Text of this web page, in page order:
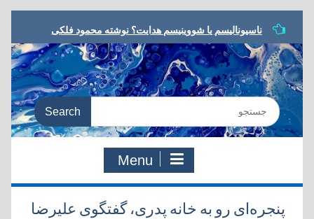
to
content
ناسیونالیسم یا شووینیسم هدایت؟ نوشته محمود فلکی
مشروطه در ترازو، نوشته داریوش رحمانیان
معرفی کتاب، یا مرگ یا تجدد، نوشته نوید کلاه‌رودی
شعر مشروطه در رویارویی با تجدد، نوشته هادی دقیق
به سوی معنای جدید، مروری بر کتاب:‌ یا مرگ یا تجدد،
Search
for:
Menu
پنجره‌ای رو به خانه پدری، گفتگوی علیرضا